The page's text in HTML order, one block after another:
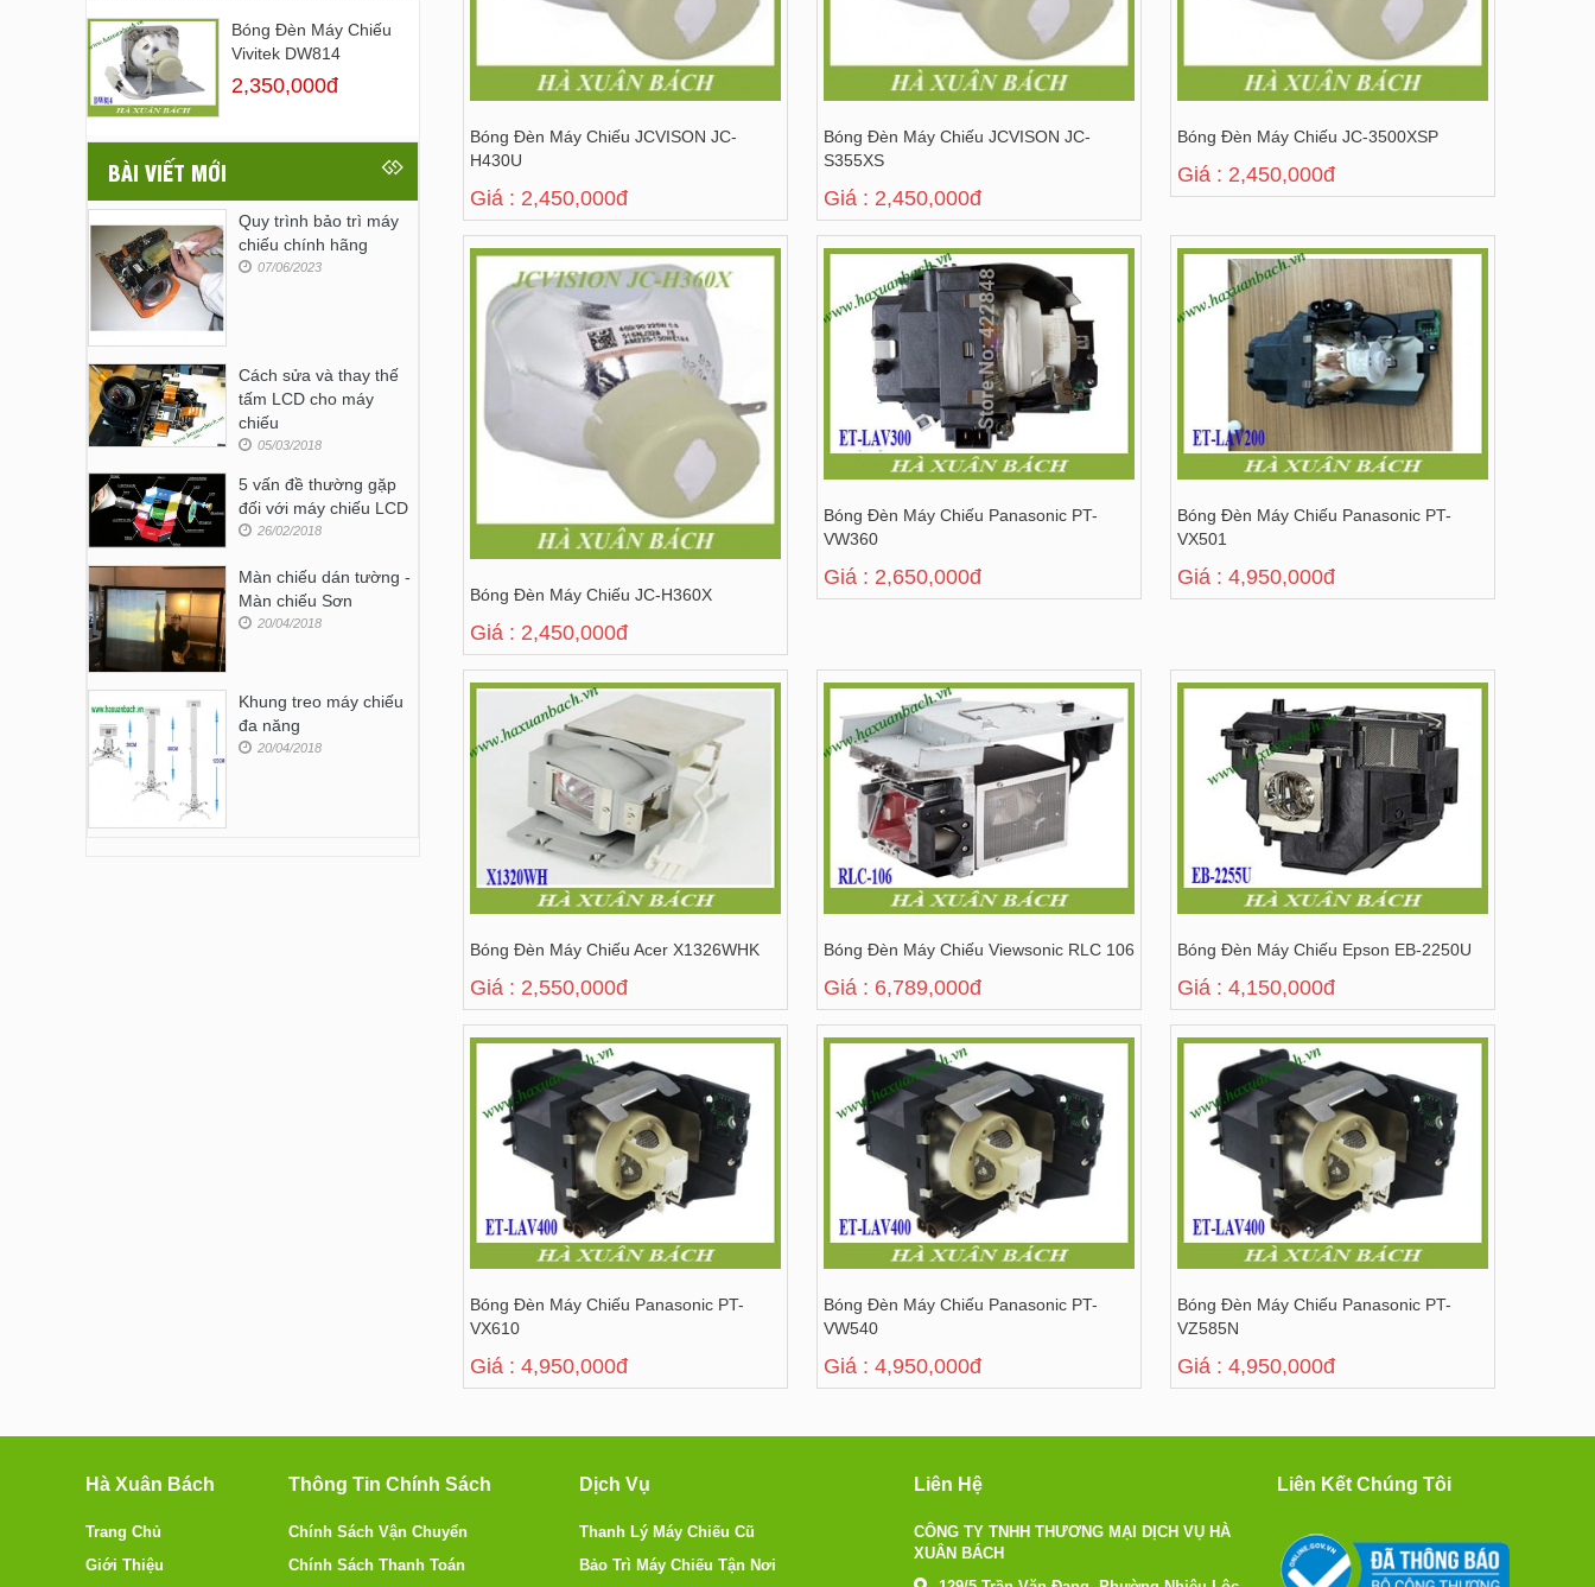
Bóng Đèn Máy Chiếu JCVISON JC-
H430U
Giá : 2,450,000đ
Bóng Đèn Máy Chiếu JCVISON JC-
S355XS
Giá : 2,450,000đ
Bóng Đèn Máy Chiếu JC-3500XSP
Giá : 2,450,000đ
Bóng Đèn Máy Chiếu JC-H360X
Giá : 2,450,000đ
Bóng Đèn Máy Chiếu Panasonic PT-
VW360
Giá : 2,650,000đ
Bóng Đèn Máy Chiếu Panasonic PT-
VX501
Giá : 4,950,000đ
Bóng Đèn Máy Chiếu Acer X1326WHK
Giá : 2,550,000đ
Bóng Đèn Máy Chiếu Viewsonic RLC 106
Giá : 6,789,000đ
Bóng Đèn Máy Chiếu Epson EB-2250U
Giá : 4,150,000đ
Bóng Đèn Máy Chiếu Panasonic PT-
VX610
Giá : 4,950,000đ
Bóng Đèn Máy Chiếu Panasonic PT-
VW540
Giá : 4,950,000đ
Bóng Đèn Máy Chiếu Panasonic PT-
VZ585N
Giá : 4,950,000đ
Bóng Đèn Máy Chiếu
Vivitek DW814
2,350,000đ
BÀI VIẾT MỚI
Quy trình bảo trì máy
chiếu chính hãng
07/06/2023
Cách sửa và thay thế
tấm LCD cho máy
chiếu
05/03/2018
5 vấn đề thường gặp
đối với máy chiếu LCD
26/02/2018
Màn chiếu dán tường -
Màn chiếu Sơn
20/04/2018
Khung treo máy chiếu
đa năng
20/04/2018
Hà Xuân Bách
Trang Chủ
Giới Thiệu
Thông Tin Chính Sách
Chính Sách Vận Chuyển
Chính Sách Thanh Toán
Dịch Vụ
Thanh Lý Máy Chiếu Cũ
Bảo Trì Máy Chiếu Tận Nơi
Liên Hệ
CÔNG TY TNHH THƯƠNG MẠI DỊCH VỤ HÀ
XUÂN BÁCH
Liên Kết Chúng Tôi